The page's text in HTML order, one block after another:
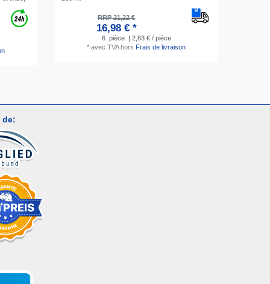
RRP 21,22 €
16,98 € *
6 pièce
| 2,83 € / pièce
* avec TVAhors Frais de livraison
de: